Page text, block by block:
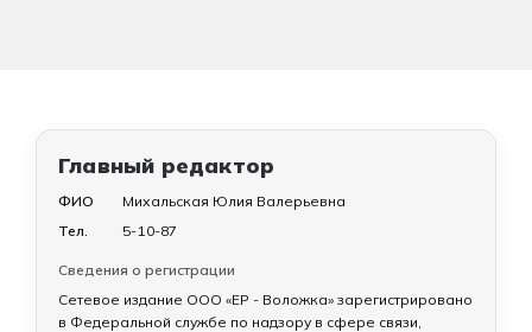
Главный редактор
ФИО
Михальская Юлия Валерьевна
Тел.
5-10-87
Сведения о регистрации
Сетевое издание ООО «ЕР - Воложка» зарегистрировано
в Федеральной службе по надзору в сфере связи,